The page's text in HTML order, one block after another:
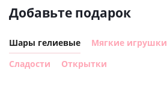
Добавьте подарок
Шары гелиевые Мягкие игрушки
Сладости
Открытки